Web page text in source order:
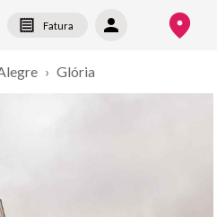
Fatura
› Glória